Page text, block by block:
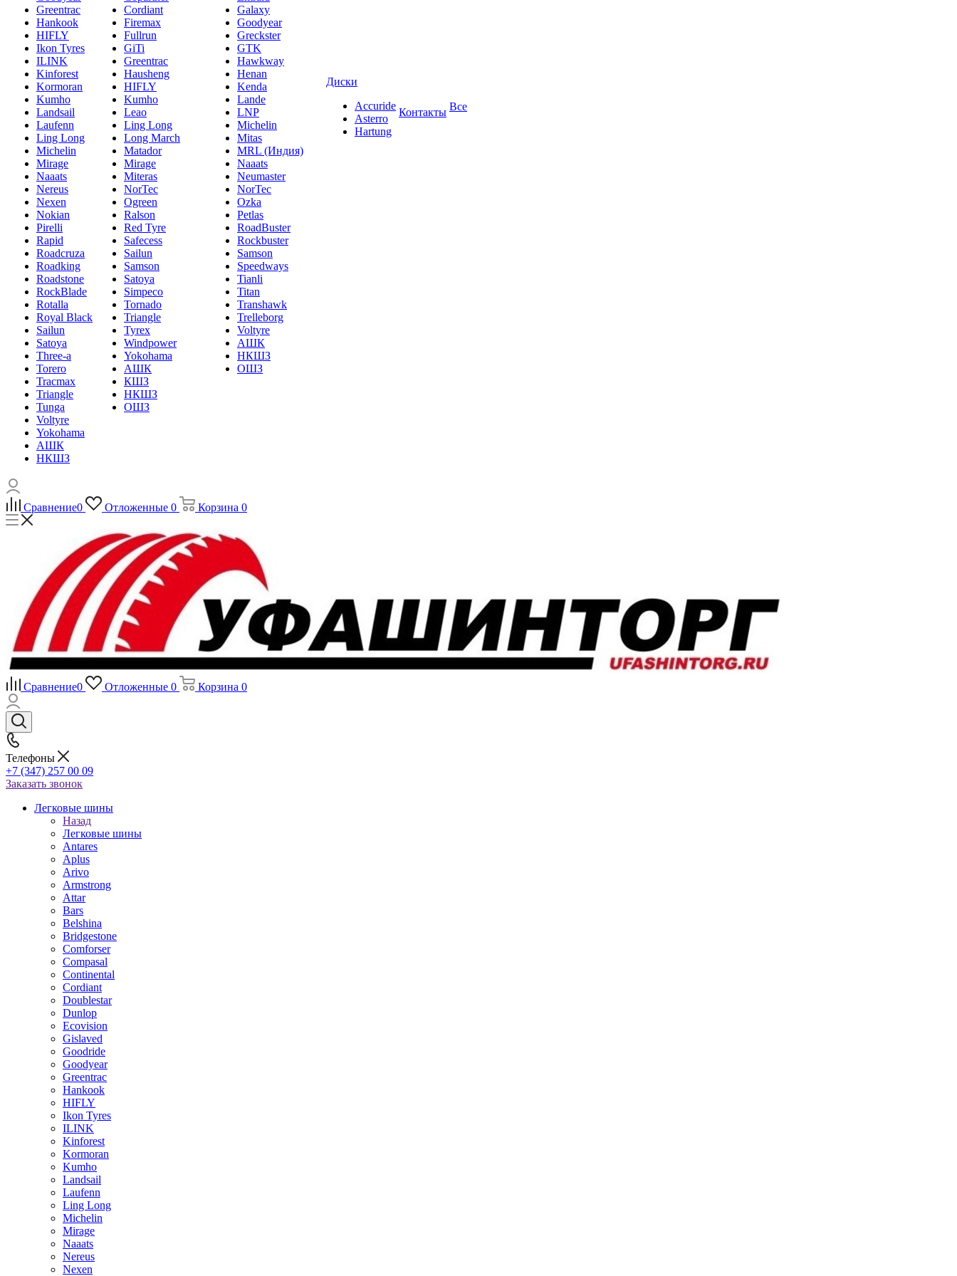
Greentrac
Hankook
HIFLY
Ikon Tyres
ILINK
Kinforest
Kormoran
Kumho
Landsail
Laufenn
Ling Long
Michelin
Mirage
Naaats
Nereus
Nexen
Nokian
Pirelli
Rapid
Roadcruza
Roadking
Roadstone
RockBlade
Rotalla
Royal Black
Sailun
Satoya
Three-a
Torero
Tracmax
Triangle
Tunga
Voltyre
Yokohama
АШК
НКШЗ
Cordiant
Firemax
Fullrun
GiTi
Greentrac
Hausheng
HIFLY
Kumho
Leao
Ling Long
Long March
Matador
Mirage
Miteras
NorTec
Ogreen
Ralson
Red Tyre
Safecess
Sailun
Samson
Satoya
Simpeco
Tornado
Triangle
Tyrex
Windpower
Yokohama
АШК
КШЗ
НКШЗ
ОШЗ
Galaxy
Goodyear
Greckster
GTK
Hawkway
Henan
Kenda
Lande
LNP
Michelin
Mitas
MRL (Индия)
Naaats
Neumaster
NorTec
Ozka
Petlas
RoadBuster
Rockbuster
Samson
Speedways
Tianli
Titan
Transhawk
Trelleborg
Voltyre
АШК
НКШЗ
ОШЗ
Диски
Accuride
Asterro
Hartung
Контакты Все
Сравнение0 Отложенные 0 Корзина 0
Сравнение0 Отложенные 0 Корзина 0
Телефоны
+7 (347) 257 00 09
Заказать звонок
Легковые шины
Назад
Легковые шины
Antares
Aplus
Arivo
Armstrong
Attar
Bars
Belshina
Bridgestone
Comforser
Compasal
Continental
Cordiant
Doublestar
Dunlop
Ecovision
Gislaved
Goodride
Goodyear
Greentrac
Hankook
HIFLY
Ikon Tyres
ILINK
Kinforest
Kormoran
Kumho
Landsail
Laufenn
Ling Long
Michelin
Mirage
Naaats
Nereus
Nexen